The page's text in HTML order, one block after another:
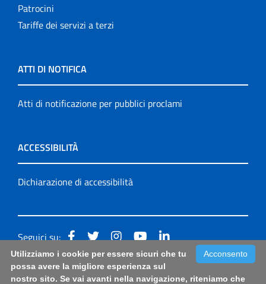
Patrocini
Tariffe dei servizi a terzi
ATTI DI NOTIFICA
Atti di notificazione per pubblici proclami
ACCESSIBILITÀ
Dichiarazione di accessibilità
Seguici su:
Accessibilità: form di segnalazione di prima istanza per
Acconsento
Utilizziamo i cookie per essere sicuri che tu
possa avere la migliore esperienza sul
nostro sito. Se vai avanti nella navigazione, riteniamo che